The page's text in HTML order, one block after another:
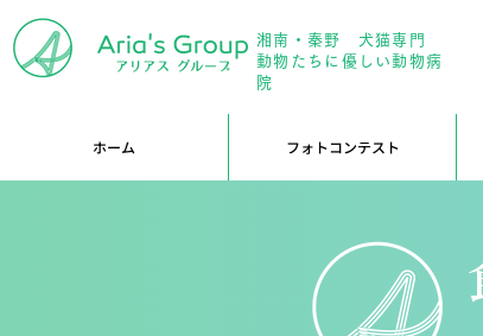
湘南・秦野 犬猫専門
動物たちに優しい動物病
院
ホーム フォトコンテスト